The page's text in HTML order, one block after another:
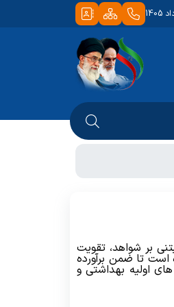
بر شواهد، تقویت
تا ضمن برآورده
اولیه بهداشتی و